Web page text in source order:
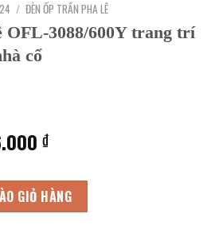
/ ĐÈN ỐP TRẦN PHA LÊ
OFL-3088/600Y trang trí
cổ
₫.
₫Giá
tại
là:
3.326.000 ₫.
600Y trang trí đại sảnh công ty, nhà
GIỎ HÀNG